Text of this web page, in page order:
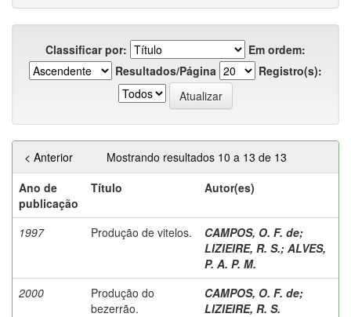
Classificar por:
Em ordem:
Resultados/Página
Registro(s):
Mostrando resultados 10 a 13 de 13
< Anterior
Ano de
publicação
Título Autor(es)
1997 Produção de vitelos. CAMPOS, O. F. de;
LIZIEIRE, R. S.; ALVES,
P. A. P. M.
2000
Produção do
bezerrão.
CAMPOS, O. F. de;
LIZIEIRE, R. S.